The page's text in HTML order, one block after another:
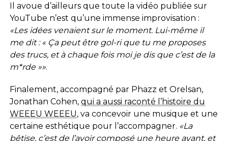
Il avoue d’ailleurs que toute la vidéo publiée sur
YouTube n’est qu’une immense improvisation :
«Les idées venaient sur le moment. Lui-même il
me dit : « Ça peut être gol-ri que tu me proposes
des trucs, et à chaque fois moi je dis que c’est de la
m*rde »».
Finalement, accompagné par Phazz et Orelsan,
Jonathan Cohen, qui a aussi raconté l’histoire du
WEEEU WEEEU, va concevoir une musique et une
certaine esthétique pour l’accompagner. «La
bêtise, c’est de l’avoir composé une heure avant, et